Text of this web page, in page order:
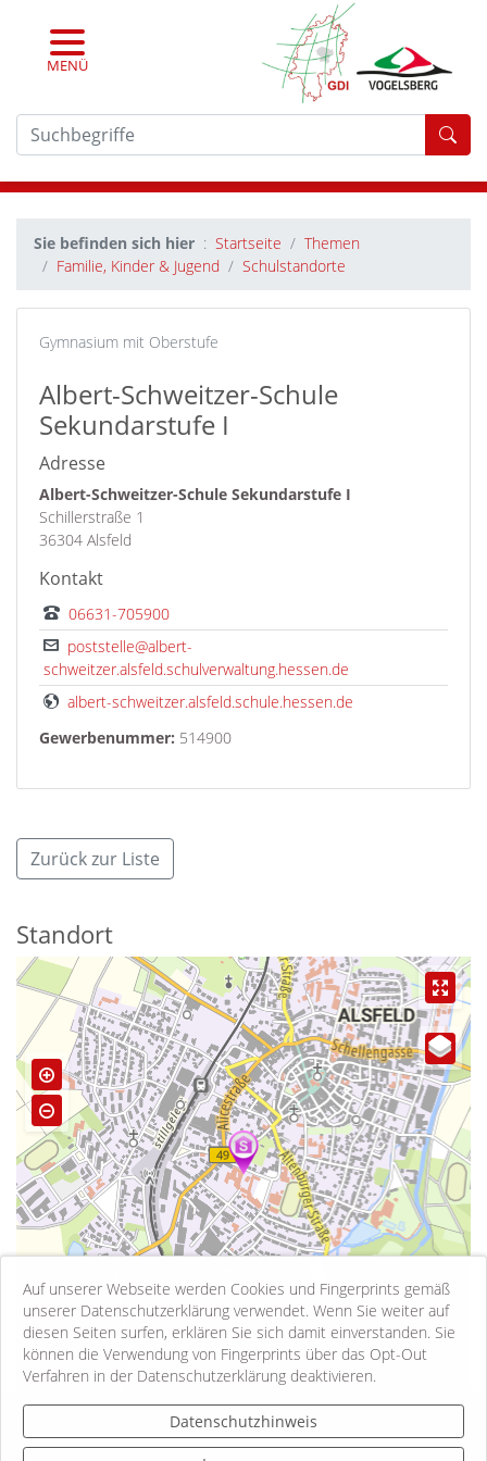
Auf unserer Webseite werden Cookies und Fingerprints gemäß
unserer Datenschutzerklärung verwendet. Wenn Sie weiter auf
diesen Seiten surfen, erklären Sie sich damit einverstanden. Sie
können die Verwendung von Fingerprints über das Opt-Out
Verfahren in der Datenschutzerklärung deaktivieren.
Datenschutzhinweis
MENÜ
Sie befinden sich hier Startseite
Themen
Familie, Kinder & Jugend
Schulstandorte
Gymnasium mit Oberstufe
Albert-Schweitzer-Schule
Sekundarstufe I
Adresse
Albert-Schweitzer-Schule Sekundarstufe I
Schillerstraße 1
36304 Alsfeld
Kontakt
06631-705900
poststelle@albert-
schweitzer.alsfeld.schulverwaltung.hessen.de
albert-schweitzer.alsfeld.schule.hessen.de
Gewerbenummer: 514900
Zurück zur Liste
Standort
500 m
Impressum